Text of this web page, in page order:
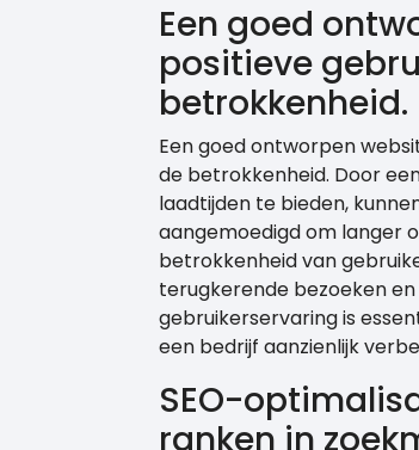
Een goed
positieve
betrokkenheid.
Een goed ontworpen
de betrokkenheid. Door
laadtijden te bieden,
aangemoedigd om langer
betrokkenheid van
terugkerende bezoeken
gebruikerservaring is
een bedrijf aanzienlijk
SEO-
ranken in